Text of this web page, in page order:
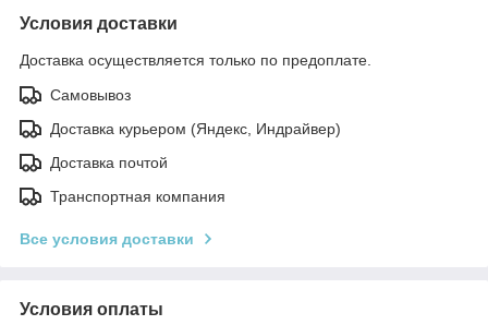
Условия доставки
Доставка осуществляется только по предоплате.
Самовывоз
Доставка курьером (Яндекс, Индрайвер)
Доставка почтой
Транспортная компания
Все условия доставки
Условия оплаты